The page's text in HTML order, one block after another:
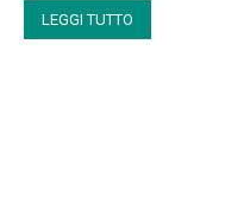
LEGGI TUTTO